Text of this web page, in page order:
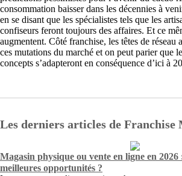
consommation baisser dans les décennies à
en se disant que les spécialistes tels que les
confiseurs feront toujours des affaires. Et ce
augmentent. Côté franchise, les têtes de réseau
ces mutations du marché et on peut parier que
concepts s’adapteront en conséquence d’ici à
Les derniers articles de Franchise
Magasin physique ou vente en ligne en 2026
meilleures opportunités ?